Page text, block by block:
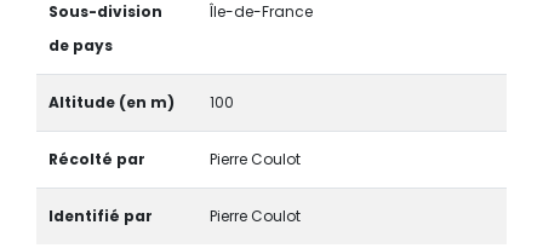
Sous-division
de pays
Île-de-France
Altitude (en m) 100
Récolté par Pierre Coulot
Identifié par Pierre Coulot